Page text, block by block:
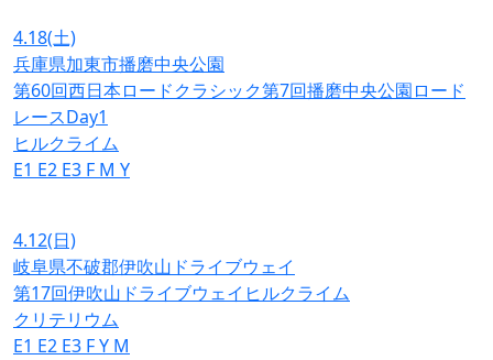
4.18(土)
兵庫県加東市播磨中央公園
第60回西日本ロードクラシック第7回播磨中央公園ロード
レースDay1
ヒルクライム
E1 E2 E3 F M Y
4.12(日)
岐阜県不破郡伊吹山ドライブウェイ
第17回伊吹山ドライブウェイヒルクライム
クリテリウム
E1 E2 E3 FY M